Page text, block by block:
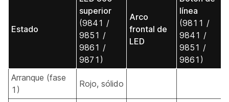
Estado
superior
(9841 /
9851 /
9861 /
9871)
Arco
frontal de
LED
línea
(9811 /
9841 /
9851 /
9861)
Arranque (fase
1)
Rojo, sólido